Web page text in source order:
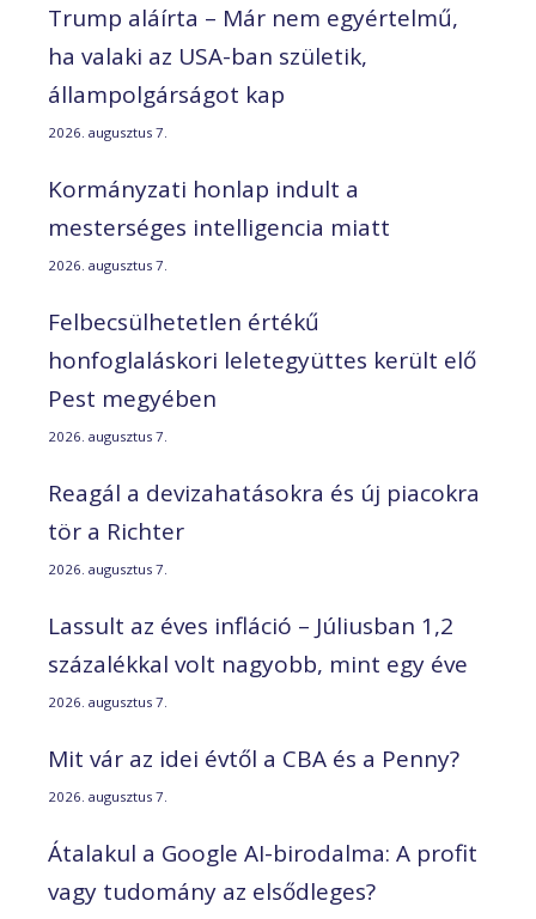
Trump aláírta – Már nem egyértelmű,
ha valaki az USA-ban születik,
állampolgárságot kap
2026. augusztus 7.
Kormányzati honlap indult a
mesterséges intelligencia miatt
2026. augusztus 7.
Felbecsülhetetlen értékű
honfoglaláskori leletegyüttes került elő
Pest megyében
2026. augusztus 7.
Reagál a devizahatásokra és új piacokra
tör a Richter
2026. augusztus 7.
Lassult az éves infláció – Júliusban 1,2
százalékkal volt nagyobb, mint egy éve
2026. augusztus 7.
Mit vár az idei évtől a CBA és a Penny?
2026. augusztus 7.
Átalakul a Google AI-birodalma: A profit
vagy tudomány az elsődleges?